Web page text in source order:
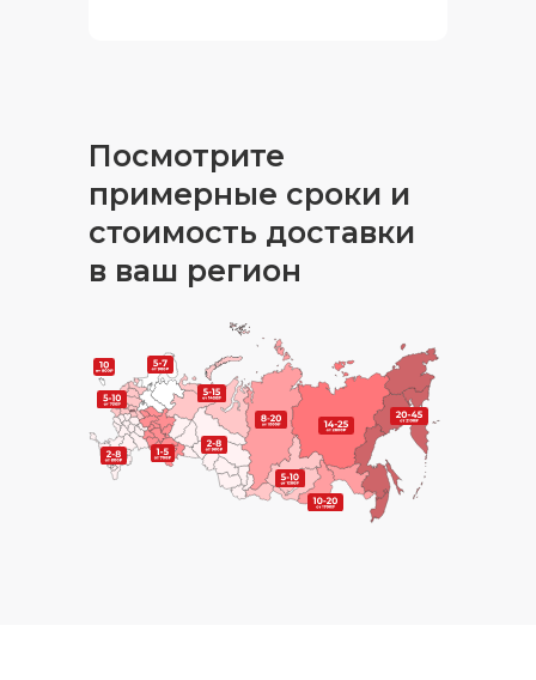
Посмотрите
примерные сроки и
стоимость доставки
в ваш регион